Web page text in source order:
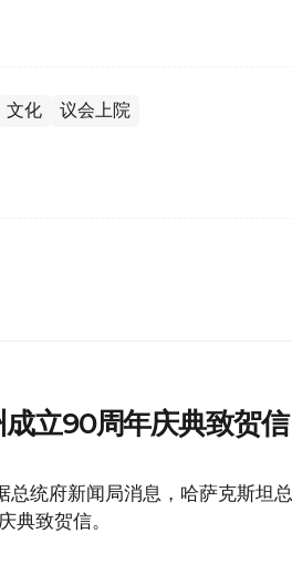
文化 议会上院
立90周年庆典致贺信
总统府新闻局消息，哈萨克斯坦
典致贺信。